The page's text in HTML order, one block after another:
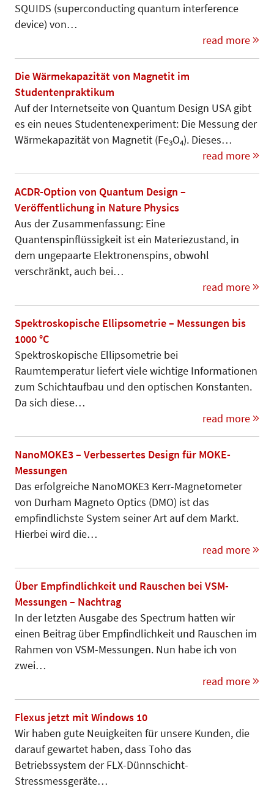
SQUIDS (superconducting quantum interference
device) von…
read more
Die Wärmekapazität von Magnetit im
Studentenpraktikum
Auf der Internetseite von Quantum Design USA gibt
es ein neues Studentenexperiment: Die Messung der
Wärmekapazität von Magnetit (Fe3O4). Dieses…
read more
ACDR-Option von Quantum Design –
Veröffentlichung in Nature Physics
Aus der Zusammenfassung: Eine
Quantenspinflüssigkeit ist ein Materiezustand, in
dem ungepaarte Elektronenspins, obwohl
verschränkt, auch bei…
read more
Spektroskopische Ellipsometrie – Messungen bis
1000 °C
Spektroskopische Ellipsometrie bei
Raumtemperatur liefert viele wichtige Informationen
zum Schichtaufbau und den optischen Konstanten.
Da sich diese…
read more
NanoMOKE3 – Verbessertes Design für MOKE-
Messungen
Das erfolgreiche NanoMOKE3 Kerr-Magnetometer
von Durham Magneto Optics (DMO) ist das
empfindlichste System seiner Art auf dem Markt.
Hierbei wird die…
read more
Über Empfindlichkeit und Rauschen bei VSM-
Messungen – Nachtrag
In der letzten Ausgabe des Spectrum hatten wir
einen Beitrag über Empfindlichkeit und Rauschen im
Rahmen von VSM-Messungen. Nun habe ich von
zwei…
read more
Flexus jetzt mit Windows 10
Wir haben gute Neuigkeiten für unsere Kunden, die
darauf gewartet haben, dass Toho das
Betriebssystem der FLX-Dünnschicht-
Stressmessgeräte…